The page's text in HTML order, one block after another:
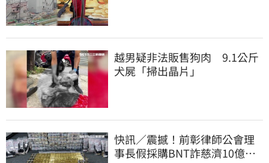
越男疑非法販售狗肉 9.1公斤
犬屍「掃出晶片」
快訊／震撼！前彰律師公會理
事長假採購BNT詐慈濟10億、